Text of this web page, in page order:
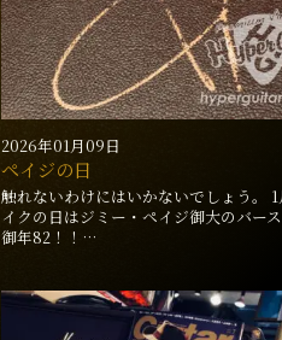
2026年01月09日
ペイジの日
触れないわけにはいかないでしょう。 1
イクの日はジミー・ペイジ御大のバース
御年82！！…